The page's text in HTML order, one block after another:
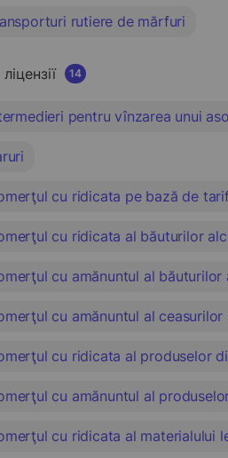
rutiere de mărfuri
14
pentru vînzarea unui
cu ridicata pe bază de
cu ridicata al băuturilor
cu amănuntul al
cu amănuntul al
cu ridicata al produselor
cu amănuntul al
cu ridicata al materialului